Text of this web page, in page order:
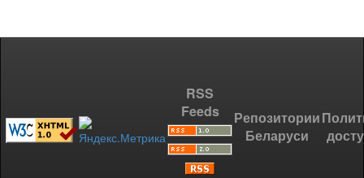
RSS
Feeds
Репозитории
Беларуси